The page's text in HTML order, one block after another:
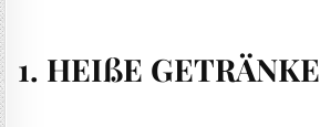
1. HEIßE GETRÄNKE